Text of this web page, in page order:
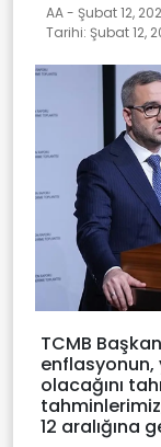
AA - Şubat 12,
Tarihi: Şubat 12,
TCMB
enflasyonun,
olacağını
12 aralığına